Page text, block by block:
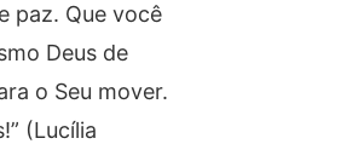
paz. Que você
Deus de
o Seu mover.
(Lucília